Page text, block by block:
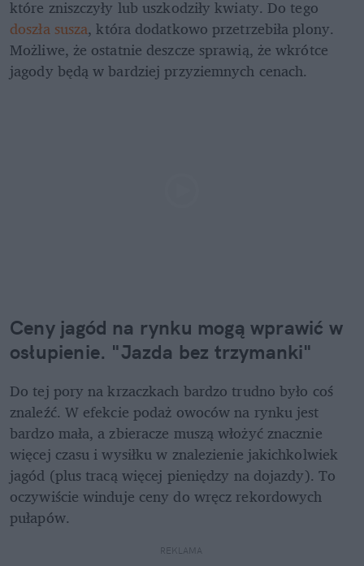
doszła susza, która dodatkowo przetrzebiła plony.
Możliwe, że ostatnie deszcze sprawią, że wkrótce
jagody będą w bardziej przyziemnych cenach.
Ceny jagód na rynku mogą wprawić w
osłupienie. "Jazda bez trzymanki"
Do tej pory na krzaczkach bardzo trudno było coś
znaleźć. W efekcie podaż owoców na rynku jest
bardzo mała, a zbieracze muszą włożyć znacznie
więcej czasu i wysiłku w znalezienie jakichkolwiek
jagód (plus tracą więcej pieniędzy na dojazdy). To
oczywiście winduje ceny do wręcz rekordowych
pułapów.
REKLAMA